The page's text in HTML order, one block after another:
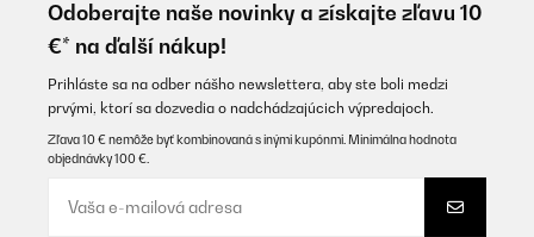
Odoberajte naše novinky a získajte zľavu 10
€* na ďalší nákup!
Prihláste sa na odber nášho newslettera, aby ste boli medzi
prvými, ktorí sa dozvedia o nadchádzajúcich výpredajoch.
Zľava 10 € nemôže byť kombinovaná s inými kupónmi. Minimálna hodnota
objednávky 100 €.